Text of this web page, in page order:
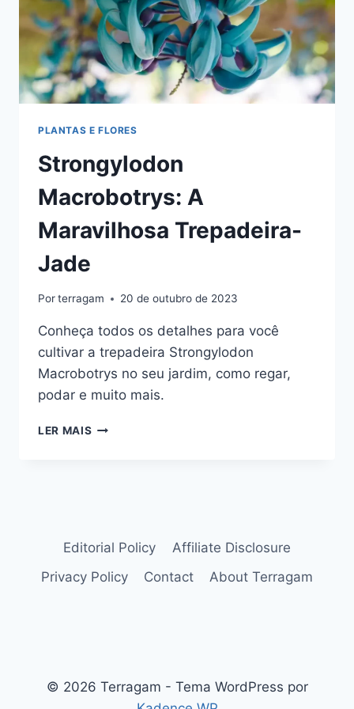
PLANTAS E FLORES
Strongylodon
Macrobotrys: A
Maravilhosa Trepadeira-
Jade
Porterragam 20 de outubro de 2023
Conheça todos os detalhes para você
cultivar a trepadeira Strongylodon
Macrobotrys no seu jardim, como regar,
podar e muito mais.
LER MAIS STRONGYLODON
Editorial Policy
Affiliate Disclosure
Privacy Policy
Contact About Terragam
© 2026 Terragam - Tema WordPress por